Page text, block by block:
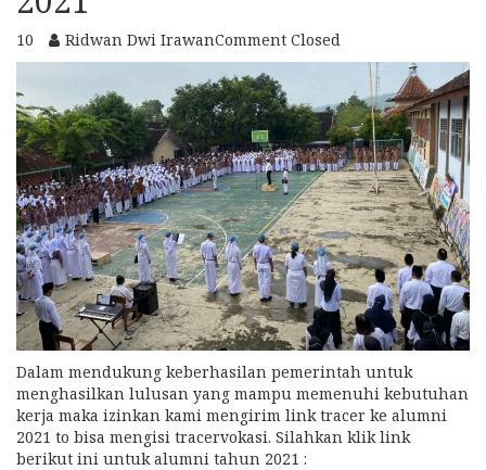
10 Ridwan Dwi IrawanComment Closed
Dalam mendukung keberhasilan pemerintah untuk
menghasilkan lulusan yang mampu memenuhi kebutuhan
kerja maka izinkan kami mengirim link tracer ke alumni
2021 to bisa mengisi tracervokasi. Silahkan klik link
berikut ini untuk alumni tahun 2021 :